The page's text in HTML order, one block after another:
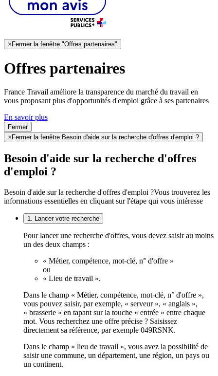
×Fermer la fenêtre "Offres partenaires"
Offres partenaires
France Travail améliore la transparence du marché du travail en
vous proposant plus d'opportunités d'emploi grâce à ses partenaires
En savoir plus
Fermer
× Fermer la fenêtre Besoin d'aide sur la recherche d'offres d'emploi ?
Besoin d'aide sur la recherche d'offres
d'emploi ?
Besoin d'aide sur la recherche d'offres d'emploi ?Vous trouverez les
informations essentielles en cliquant sur l'étape qui vous intéresse
1. Lancer votre recherche
Pour lancer une recherche d'offres, vous devez saisir au moins
un des deux champs :
« Métier, compétence, mot-clé, n° d'offre »
ou
« Lieu de travail ».
Dans le champ « Métier, compétence, mot-clé, n° d'offre »,
vous pouvez saisir, par exemple, « serveur », « anglais »,
« brasserie » en tapant sur la touche « entrée » entre chaque
mot. Vous recherchez une offre précise ? Saisissez
directement sa référence, par exemple 049RSNK.
Dans le champ « lieu de travail », vous avez la possibilité de
saisir une commune, un département, une région, un pays ou
un continent.